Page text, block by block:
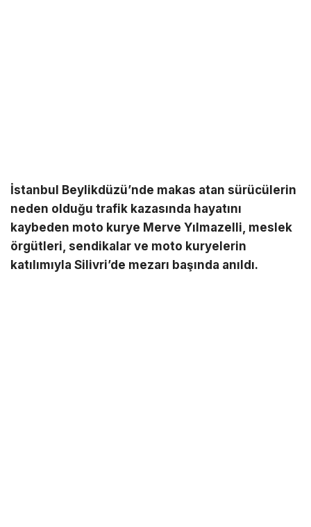
İstanbul Beylikdüzü’nde makas atan sürücülerin
neden olduğu trafik kazasında hayatını
kaybeden moto kurye Merve Yılmazelli, meslek
örgütleri, sendikalar ve moto kuryelerin
katılımıyla Silivri’de mezarı başında anıldı.